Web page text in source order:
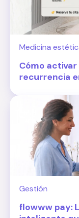
Medicina
Cómo
recurrencia
Gestión
flowww pay: